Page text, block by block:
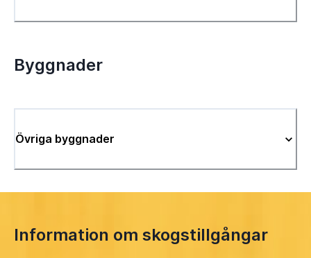
Byggnader
Övriga byggnader
Information om skogstillgångar